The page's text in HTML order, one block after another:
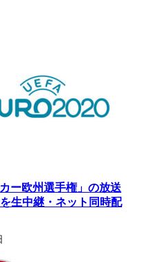
ー欧州選手権」の放送
生中継・ネット同時配